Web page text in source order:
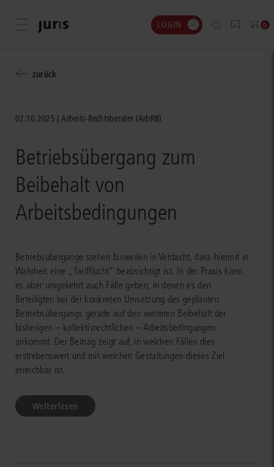
Menü öffnen LOGIN 0
zurück
02.10.2025 Arbeits-Rechtsberater (ArbRB)
Betriebsübergang zum
Beibehalt von
Arbeitsbedingungen
Betriebsübergange stehen bisweilen in Verdacht, dass hiermit in
Wahrheit eine „Tarifflucht“ beabsichtigt ist. In der Praxis kann
es aber umgekehrt auch Fälle geben, in denen es den
Beteiligten bei der konkreten Umsetzung des geplanten
Betriebsübergangs gerade auf den weiteren Beibehalt der
bisherigen – kollektivrechtlichen – Arbeitsbedingungen
ankommt. Der Beitrag zeigt auf, in welchen Fällen dies
erstrebenswert und mit welchen Gestaltungen dieses Ziel
erreichbar ist.
Weiterlesen